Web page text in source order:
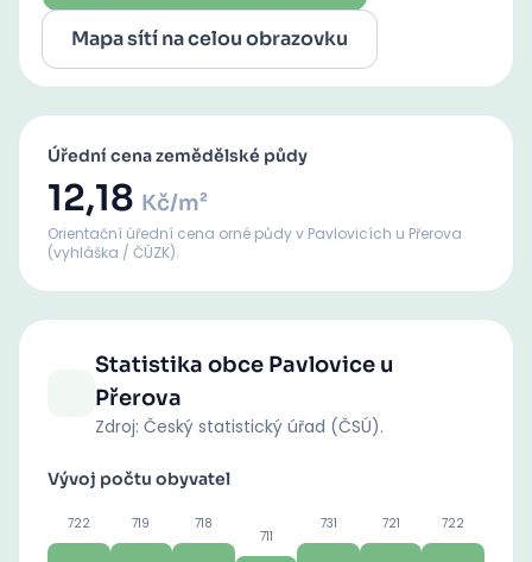
Mapa sítí na celou obrazovku
Úřední cena zemědělské půdy
12,18 Kč/m²
Orientační úřední cena orné půdyv Pavlovicích u Přerova
(vyhláška / ČÚZK).
Statistika obce Pavlovice u
Přerova
Zdroj: Český statistický úřad (ČSÚ).
Vývoj počtu obyvatel
722 719 718
711
731 721 722